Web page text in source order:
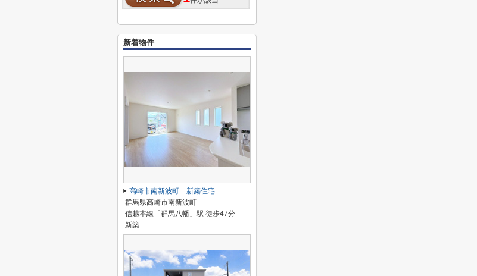
新着物件
高崎市南新波町 新築住宅
群馬県高崎市南新波町
信越本線「群馬八幡」駅 徒歩47分
新築